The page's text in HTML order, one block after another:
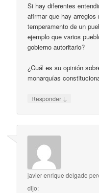
Si hay diferentes
afirmar que hay arreglos
temperamento de un
ejemplo que varios
gobierno autoritario?
¿Cuál es su opinión
monarquías
Responder ↓
javier enrique delgado
dijo: